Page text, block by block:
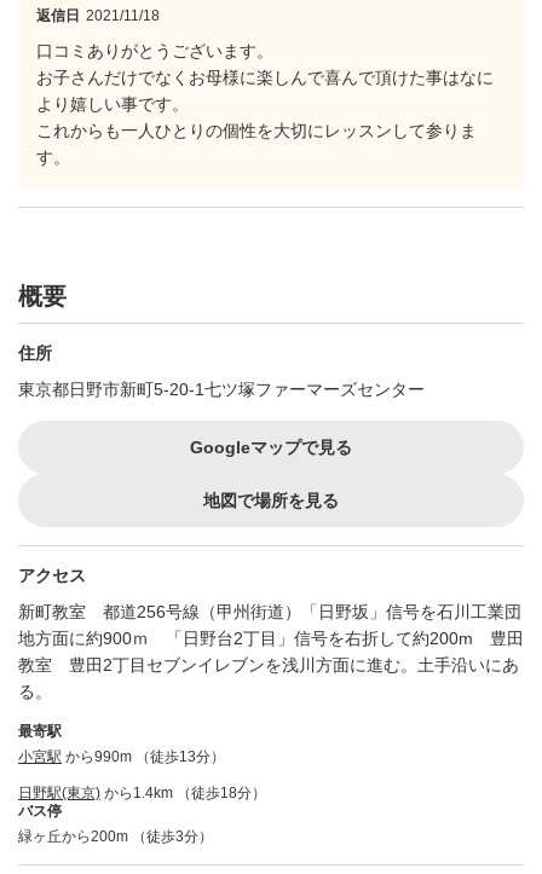
返信日 2021/11/18
口コミありがとうございます。
お子さんだけでなくお母様に楽しんで喜んで頂けた事はなに
より嬉しい事です。
これからも一人ひとりの個性を大切にレッスンして参りま
す。
概要
住所
東京都日野市新町5-20-1七ツ塚ファーマーズセンター
Googleマップで見る
地図で場所を見る
アクセス
新町教室 都道256号線（甲州街道）「日野坂」信号を石川工業団
地方面に約900ｍ 「日野台2丁目」信号を右折して約200m 豊田
教室 豊田2丁目セブンイレブンを浅川方面に進む。土手沿いにあ
る。
最寄駅
小宮駅 から990m （徒歩13分）
日野駅(東京) から1.4km （徒歩18分）
バス停
緑ヶ丘から200m （徒歩3分）